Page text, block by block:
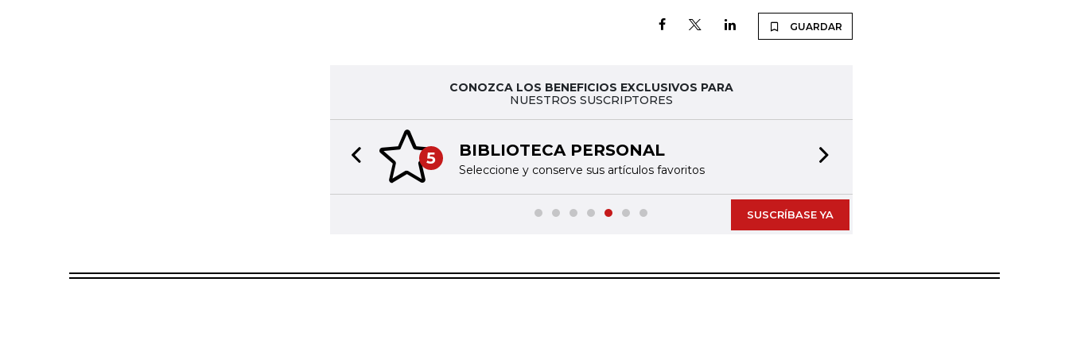
GUARDAR
CONOZCA LOS BENEFICIOS EXCLUSIVOS PARA
NUESTROS SUSCRIPTORES
5 BIBLIOTECA PERSONAL
Seleccione y conserve sus artículos favoritos
Previous slide
SUSCRÍBASE YA